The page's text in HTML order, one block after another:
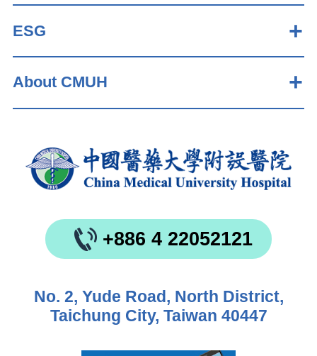
ESG
About CMUH
+886 4 22052121
No. 2, Yude Road, North District,
Taichung City, Taiwan 40447